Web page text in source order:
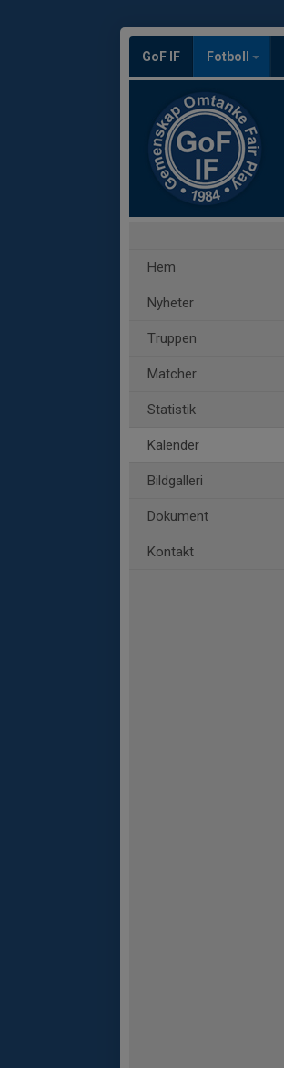
GoF IF Fotboll
Hem
Nyheter
Truppen
Matcher
Statistik
Kalender
Bildgalleri
Dokument
Kontakt